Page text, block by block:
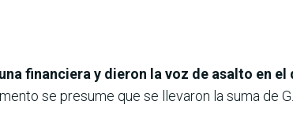
financiera y dieron la voz de asalto en
se presume que se llevaron la suma de